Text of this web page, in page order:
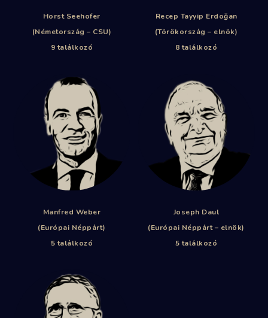
Horst Seehofer
(Németország – CSU)
9 találkozó
Manfred Weber
(Európai Néppárt)
5 találkozó
Recep Tayyip Erdoğan
(Törökország – elnök)
8 találkozó
Joseph Daul
(Európai Néppárt – elnök)
5 találkozó